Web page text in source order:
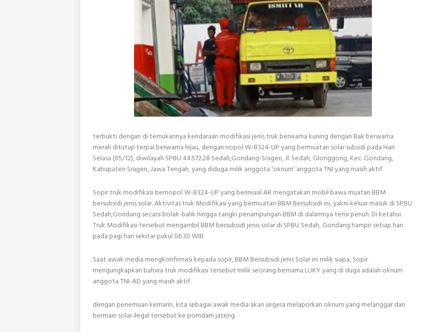
terbukti dengan di temukannya kendaraan modifikasi jenis truk berwarna kuning dengan Bak berwarna
merah ditutup terpal berwarna hijau, dengan nopol W-8324-UP yang bermuatan solar subsidi pada Hari
Selasa (05/12), diwilayah SPBU 44.572.28 Sedah,Gondang-Sragen, Jl. Sedah, Glonggong, Kec. Gondang,
Kabupaten Sragen, Jawa Tengah, yang diduga milik anggota ‘oknum’ anggota TNI yang masih aktif.
Sopir truk modifikasi bernopol W-8324-UP yang berinisial AR mengatakan mobil bawa muatan BBM
bersubsidi jenis solar. Aktivitas truk Modifikasi yang bermuatan BBM Bersubsidi ini, yakni keluar masuk di SPBU
Sedah,Gondang secara bolak-balik hingga tangki penampungan BBM di dalamnya terisi penuh. Di ketahui
Truk Modifikasi tersebut mengambil BBM bersubsidi jenis solar di SPBU Sedah, Gondang hampir setiap hari
pada pagi hari sekitar pukul 06.30 WIB.
Saat awak media mengkonfirmasi kepada sopir, BBM Bersubsidi jenis Solar ini milik siapa, Sopir
mengungkapkan bahwa truk modifikasi tersebut milik seorang bernama LUKY yang di duga adalah oknum
anggota TNI-AD yang masih aktif.
dengan penemuan kemarin, kita sebagai awak media akan segera melaporkan oknum yang melanggar dan
bermain solar ilegal tersebut ke pomdam jateng.